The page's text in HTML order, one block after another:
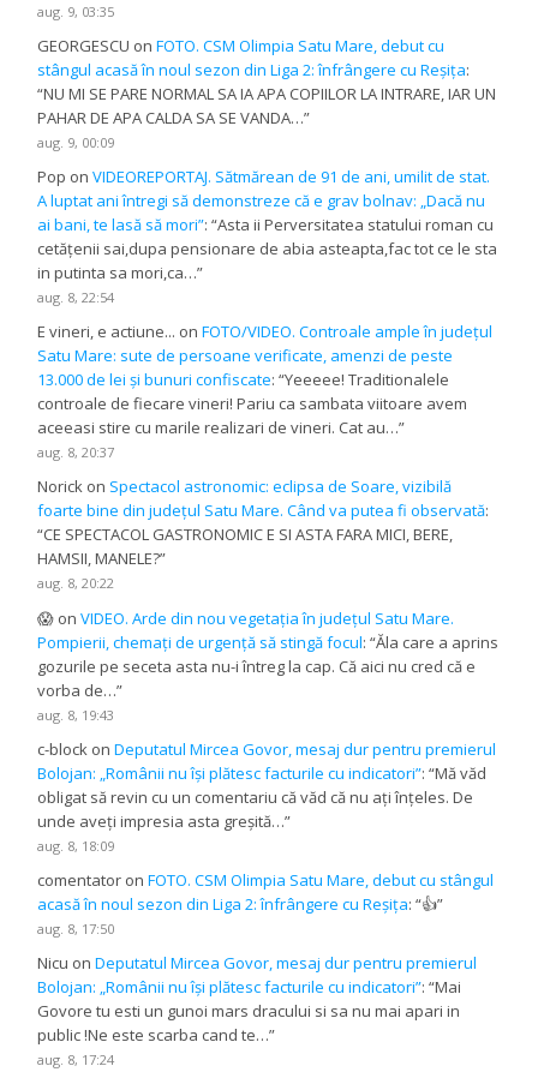
aug. 9, 03:35
GEORGESCU onFOTO. CSM Olimpia Satu Mare, debut cu
stângul acasă în noul sezon din Liga 2: înfrângere cu Reșița:
“NU MI SE PARE NORMAL SA IA APA COPIILOR LA INTRARE, IAR UN
PAHAR DE APA CALDA SA SE VANDA…”
aug. 9, 00:09
Pop onVIDEOREPORTAJ. Sătmărean de 91 de ani, umilit de stat.
A luptat ani întregi să demonstreze că e grav bolnav: „Dacă nu
ai bani, te lasă să mori”: “Asta ii Perversitatea statului roman cu
cetățenii sai,dupa pensionare de abia asteapta,fac tot ce le sta
in putinta sa mori,ca…”
aug. 8, 22:54
E vineri, e actiune... onFOTO/VIDEO. Controale ample în județul
Satu Mare: sute de persoane verificate, amenzi de peste
13.000 de lei și bunuri confiscate: “Yeeeee! Traditionalele
controale de fiecare vineri! Pariu ca sambata viitoare avem
aceeasi stire cu marile realizari de vineri. Cat au…”
aug. 8, 20:37
Norick on Spectacol astronomic: eclipsa de Soare, vizibilă
foarte bine din județul Satu Mare. Când va putea fi observată:
“CE SPECTACOL GASTRONOMIC E SI ASTA FARA MICI, BERE,
HAMSII, MANELE?”
aug. 8, 20:22
😱 onVIDEO. Arde din nou vegetația în județul Satu Mare.
Pompierii, chemați de urgență să stingă focul: “Ăla care a aprins
gozurile pe seceta asta nu-i întreg la cap. Că aici nu cred că e
vorba de…”
aug. 8, 19:43
c-block onDeputatul Mircea Govor, mesaj dur pentru premierul
Bolojan: „Românii nu își plătesc facturile cu indicatori”: “Mă văd
obligat să revin cu un comentariu că văd că nu ați înțeles. De
unde aveți impresia asta greșită…”
aug. 8, 18:09
comentator onFOTO. CSM Olimpia Satu Mare, debut cu stângul
acasă în noul sezon din Liga 2: înfrângere cu Reșița: “👍”
aug. 8, 17:50
Nicu onDeputatul Mircea Govor, mesaj dur pentru premierul
Bolojan: „Românii nu își plătesc facturile cu indicatori”: “Mai
Govore tu esti un gunoi mars dracului si sa nu mai apari in
public !Ne este scarba cand te…”
aug. 8, 17:24